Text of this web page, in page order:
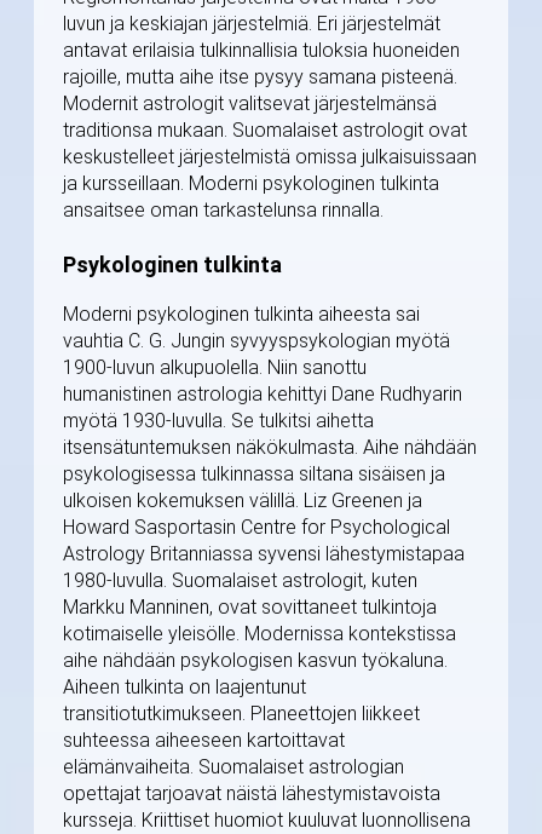
luvun ja keskiajan järjestelmiä. Eri järjestelmät
antavat erilaisia tulkinnallisia tuloksia huoneiden
rajoille, mutta aihe itse pysyy samana pisteenä.
Modernit astrologit valitsevat järjestelmänsä
traditionsa mukaan. Suomalaiset astrologit ovat
keskustelleet järjestelmistä omissa julkaisuissaan
ja kursseillaan. Moderni psykologinen tulkinta
ansaitsee oman tarkastelunsa rinnalla.
Psykologinen tulkinta
Moderni psykologinen tulkinta aiheesta sai
vauhtia C. G. Jungin syvyyspsykologian myötä
1900-luvun alkupuolella. Niin sanottu
humanistinen astrologia kehittyi Dane Rudhyarin
myötä 1930-luvulla. Se tulkitsi aihetta
itsensätuntemuksen näkökulmasta. Aihe nähdään
psykologisessa tulkinnassa siltana sisäisen ja
ulkoisen kokemuksen välillä. Liz Greenen ja
Howard Sasportasin Centre for Psychological
Astrology Britanniassa syvensi lähestymistapaa
1980-luvulla. Suomalaiset astrologit, kuten
Markku Manninen, ovat sovittaneet tulkintoja
kotimaiselle yleisölle. Modernissa kontekstissa
aihe nähdään psykologisen kasvun työkaluna.
Aiheen tulkinta on laajentunut
transitiotutkimukseen. Planeettojen liikkeet
suhteessa aiheeseen kartoittavat
elämänvaiheita. Suomalaiset astrologian
opettajat tarjoavat näistä lähestymistavoista
kursseja. Kriittiset huomiot kuuluvat luonnollisena